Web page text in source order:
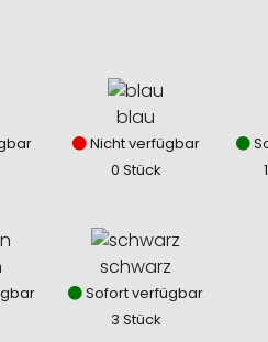
blau
Nicht verfügbar
0 Stück
schwarz
Sofort verfügbar
3 Stück